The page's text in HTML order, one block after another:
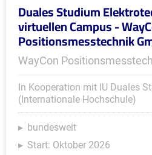
Duales Studium
virtuellen Campus -
Positionsmesstechnik
WayCon
In Kooperation mit IU Duales
(Internationale Hochschule)
bundesweit
Start: Oktober 2026